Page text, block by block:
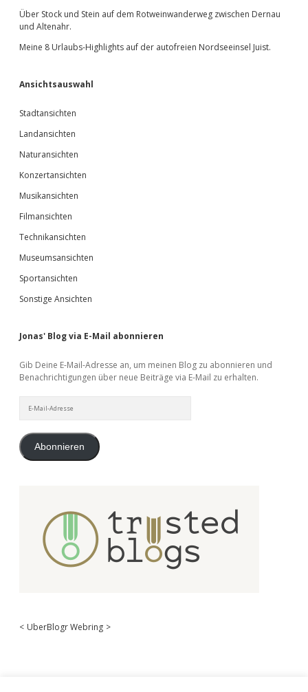
Über Stock und Stein auf dem Rotweinwanderweg zwischen Dernau
und Altenahr.
Meine 8 Urlaubs-Highlights auf der autofreien Nordseeinsel Juist.
Ansichtsauswahl
Stadtansichten
Landansichten
Naturansichten
Konzertansichten
Musikansichten
Filmansichten
Technikansichten
Museumsansichten
Sportansichten
Sonstige Ansichten
Jonas' Blog via E-Mail abonnieren
Gib Deine E-Mail-Adresse an, um meinen Blog zu abonnieren und
Benachrichtigungen über neue Beiträge via E-Mail zu erhalten.
Mail-
Abonnieren
< UberBlogr Webring >